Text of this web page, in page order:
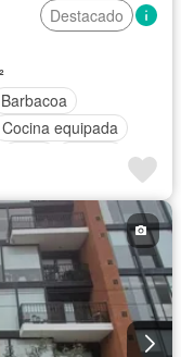
Destacado
Barbacoa
Cocina equipada